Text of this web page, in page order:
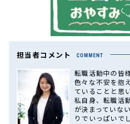
担当者コメント COMMENT
転職活動中の皆
色々な不安を抱
ていることと思
私自身、転職活
が決まっていな
りでいっぱいで